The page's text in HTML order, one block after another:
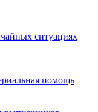
ситуациях
помощь